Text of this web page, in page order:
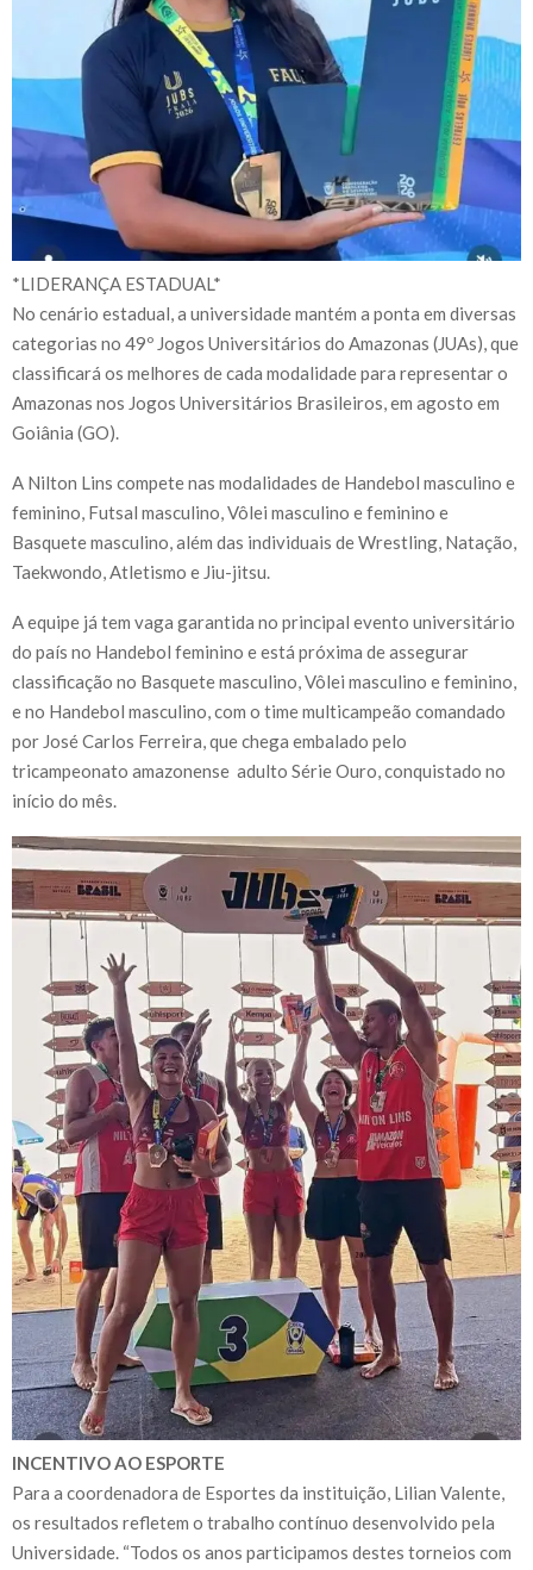
*LIDERANÇA ESTADUAL*
No cenário estadual, a universidade mantém a ponta em diversas
categorias no 49º Jogos Universitários do Amazonas (JUAs), que
classificará os melhores de cada modalidade para representar o
Amazonas nos Jogos Universitários Brasileiros, em agosto em
Goiânia (GO).
A Nilton Lins compete nas modalidades de Handebol masculino e
feminino, Futsal masculino, Vôlei masculino e feminino e
Basquete masculino, além das individuais de Wrestling, Natação,
Taekwondo, Atletismo e Jiu-jitsu.
A equipe já tem vaga garantida no principal evento universitário
do país no Handebol feminino e está próxima de assegurar
classificação no Basquete masculino, Vôlei masculino e feminino,
e no Handebol masculino, com o time multicampeão comandado
por José Carlos Ferreira, que chega embalado pelo
tricampeonato amazonense adulto Série Ouro, conquistado no
início do mês.
INCENTIVO AO ESPORTE
Para a coordenadora de Esportes da instituição, Lilian Valente,
os resultados refletem o trabalho contínuo desenvolvido pela
Universidade. “Todos os anos participamos destes torneios com